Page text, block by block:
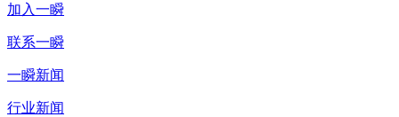
加入一瞬
联系一瞬
一瞬新闻
行业新闻